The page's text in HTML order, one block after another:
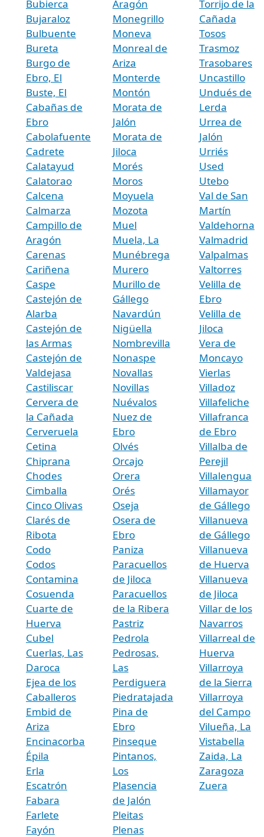
Bubierca
Bujaraloz
Bulbuente
Bureta
Burgo de
Ebro, El
Buste, El
Cabañas de
Ebro
Cabolafuente
Cadrete
Calatayud
Calatorao
Calcena
Calmarza
Campillo de
Aragón
Carenas
Cariñena
Caspe
Castejón de
Alarba
Castejón de
las Armas
Castejón de
Valdejasa
Castiliscar
Cervera de
la Cañada
Cerveruela
Cetina
Chiprana
Chodes
Cimballa
Cinco Olivas
Clarés de
Ribota
Codo
Codos
Contamina
Cosuenda
Cuarte de
Huerva
Cubel
Cuerlas, Las
Daroca
Ejea de los
Caballeros
Embid de
Ariza
Encinacorba
Épila
Erla
Escatrón
Fabara
Farlete
Fayón
Aragón
Monegrillo
Moneva
Monreal de
Ariza
Monterde
Montón
Morata de
Jalón
Morata de
Jiloca
Morés
Moros
Moyuela
Mozota
Muel
Muela, La
Munébrega
Murero
Murillo de
Gállego
Navardún
Nigüella
Nombrevilla
Nonaspe
Novallas
Novillas
Nuévalos
Nuez de
Ebro
Olvés
Orcajo
Orera
Orés
Oseja
Osera de
Ebro
Paniza
Paracuellos
de Jiloca
Paracuellos
de la Ribera
Pastriz
Pedrola
Pedrosas,
Las
Perdiguera
Piedratajada
Pina de
Ebro
Pinseque
Pintanos,
Los
Plasencia
de Jalón
Pleitas
Plenas
Torrijo de la
Cañada
Tosos
Trasmoz
Trasobares
Uncastillo
Undués de
Lerda
Urrea de
Jalón
Urriés
Used
Utebo
Val de San
Martín
Valdehorna
Valmadrid
Valpalmas
Valtorres
Velilla de
Ebro
Velilla de
Jiloca
Vera de
Moncayo
Vierlas
Villadoz
Villafeliche
Villafranca
de Ebro
Villalba de
Perejil
Villalengua
Villamayor
de Gállego
Villanueva
de Gállego
Villanueva
de Huerva
Villanueva
de Jiloca
Villar de los
Navarros
Villarreal de
Huerva
Villarroya
de la Sierra
Villarroya
del Campo
Vilueña, La
Vistabella
Zaida, La
Zaragoza
Zuera